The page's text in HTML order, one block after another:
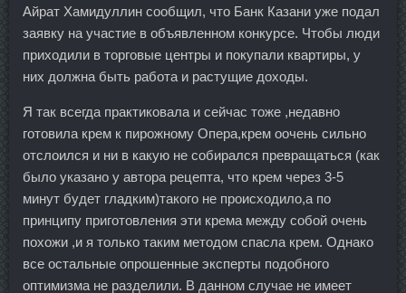
Айрат Хамидуллин сообщил, что Банк Казани уже подал
заявку на участие в объявленном конкурсе. Чтобы люди
приходили в торговые центры и покупали квартиры, у
них должна быть работа и растущие доходы.
Я так всегда практиковала и сейчас тоже ,недавно
готовила крем к пирожному Опера,крем оочень сильно
отслоился и ни в какую не собирался превращаться (как
было указано у автора рецепта, что крем через 3-5
минут будет гладким)такого не происходило,а по
принципу приготовления эти крема между собой очень
похожи ,и я только таким методом спасла крем. Однако
все остальные опрошенные эксперты подобного
оптимизма не разделили. В данном случае не имеет